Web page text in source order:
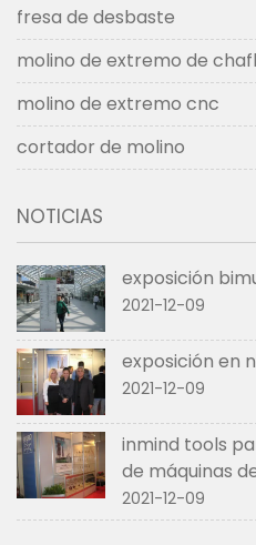
fresa de desbaste
molino de extremo de
molino de extremo cnc
cortador de molino
NOTICIAS
exposición
2021-12-09
exposición en
2021-12-09
inmind tools
de máquinas
2017.
2021-12-09